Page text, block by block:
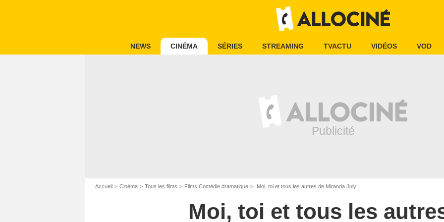
NEWS CINÉMA SÉRIES STREAMING TVACTU VIDÉOS VOD
Accueil Cinéma Tous les films Films Comédie dramatique Moi, toi et tous les autres de Miranda July
Moi, toi et tous les